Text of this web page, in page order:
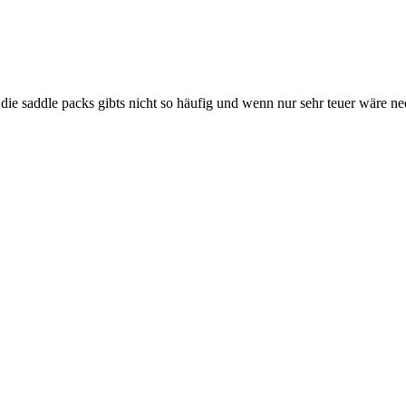
saddle packs gibts nicht so häufig und wenn nur sehr teuer wäre